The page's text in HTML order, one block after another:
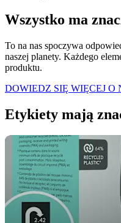
Wszystko ma
To na nas spoczywa
naszej planety. Każdego
produktu.
DOWIEDZ SIĘ WIĘCEJ
Etykiety mają